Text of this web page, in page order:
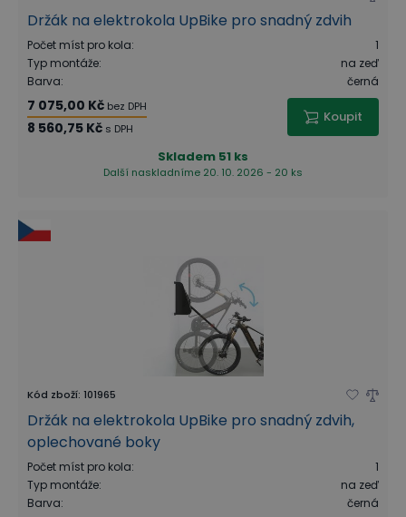
Držák na elektrokola UpBike pro snadný zdvih
Počet míst pro kola:
1
Typ montáže:
na zeď
Barva: černá
7 075,00 Kč bez DPH
8 560,75 Kč s DPH
Koupit
Skladem 51 ks
Další naskladníme 20. 10. 2026 - 20 ks
Kód zboží: 101965
Držák na elektrokola UpBike pro snadný zdvih,
oplechované boky
Počet míst pro kola:
1
Typ montáže:
na zeď
Barva: černá